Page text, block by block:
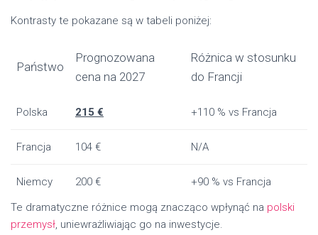
Kontrasty te pokazane są w tabeli poniżej:
Państwo
Prognozowana
cena na 2027
Różnica w stosunku
do Francji
Polska 215 € +110 % vs Francja
Francja 104 € N/A
Niemcy 200 €
+90 % vs Francja
Te dramatyczne różnice mogą znacząco wpłynąć na polski
przemysł, uniewrażliwiając go na inwestycje.